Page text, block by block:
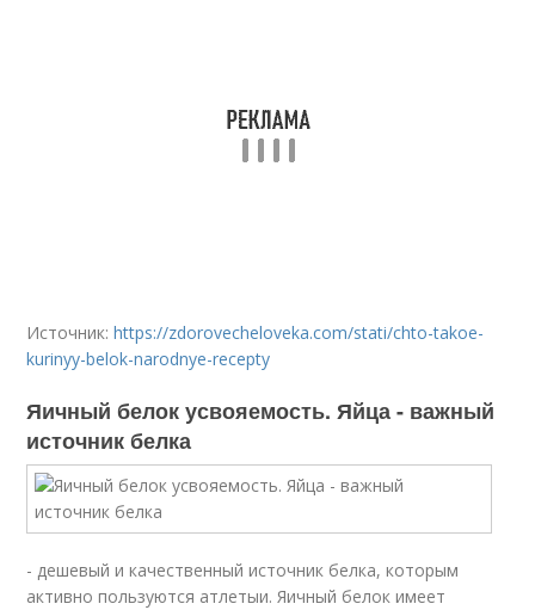
Источник:https://zdorovecheloveka.com/stati/chto-takoe-
kurinyy-belok-narodnye-recepty
Яичный белок усвояемость. Яйца - важный
источник белка
- дешевый и качественный источник белка, которым
активно пользуются атлетыи. Яичный белок имеет